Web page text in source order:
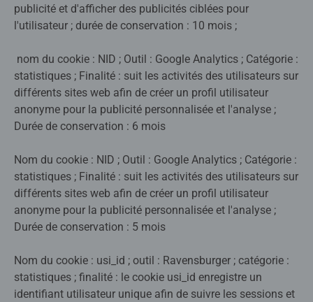
publicité et d'afficher des publicités ciblées pour
l'utilisateur ; durée de conservation : 10 mois ;
nom du cookie : NID ; Outil : Google Analytics ; Catégorie :
statistiques ; Finalité : suit les activités des utilisateurs sur
différents sites web afin de créer un profil utilisateur
anonyme pour la publicité personnalisée et l'analyse ;
Durée de conservation : 6 mois
Nom du cookie : NID ; Outil : Google Analytics ; Catégorie :
statistiques ; Finalité : suit les activités des utilisateurs sur
différents sites web afin de créer un profil utilisateur
anonyme pour la publicité personnalisée et l'analyse ;
Durée de conservation : 5 mois
Nom du cookie : usi_id ; outil : Ravensburger ; catégorie :
statistiques ; finalité : le cookie usi_id enregistre un
identifiant utilisateur unique afin de suivre les sessions et